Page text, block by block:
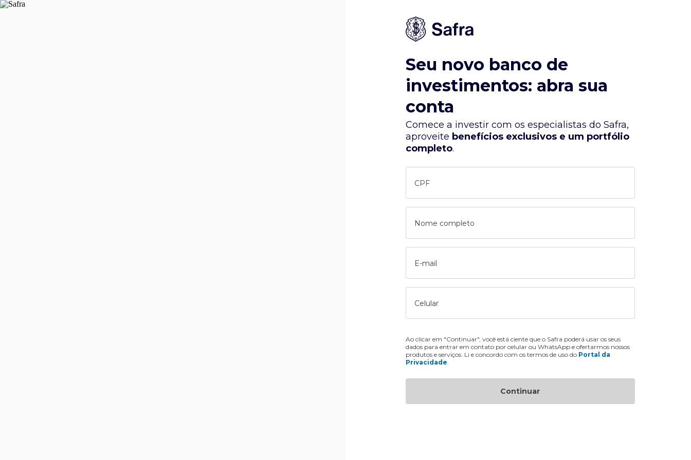
Seu novo banco de
investimentos: abra sua
conta
Comece a investir com os especialistas do Safra,
aproveite benefícios exclusivos e um portfólio
completo.
CPF
Nome completo
E-mail
Celular
Ao clicar em "Continuar", você está ciente que o Safra poderá usar os seus
dados para entrar em contato por celular ou WhatsApp e ofertarmos nossos
produtos e serviços. Li e concordo com os termos de uso do Portal da
Privacidade
Continuar